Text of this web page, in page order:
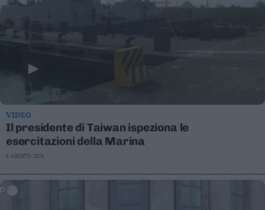
VIDEO
Il presidente di Taiwan ispeziona le
esercitazioni della Marina
8 AGOSTO 2026